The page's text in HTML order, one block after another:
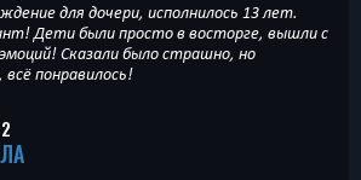
для дочери, исполнилось 13 лет.
Дети были просто в восторге, вышли с
Сказали было страшно, но
понравилось!